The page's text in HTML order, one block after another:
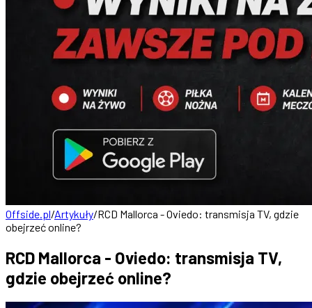
Offside.pl/Artykuły/RCD Mallorca - Oviedo: transmisja TV, gdzie
obejrzeć online?
RCD Mallorca - Oviedo: transmisja TV,
gdzie obejrzeć online?